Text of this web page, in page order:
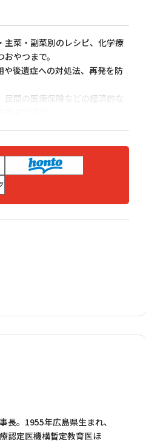
主菜・副菜別のレシピ、化学療
やつまで。
や後遺症への対処法、再発を防
民間の医療保険などの経済的な
まで紹介。
。1955年広島県生まれ、
認定医機構暫定教育医ほ